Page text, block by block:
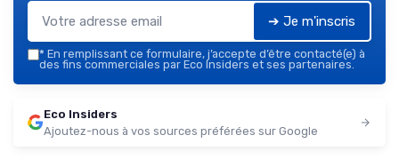
➔ Je m'inscris
* En remplissant ce formulaire, j’accepte d’être contacté(e) à
des fins commerciales par Eco Insiders et ses partenaires.
Eco Insiders
Ajoutez-nous à vos sources préférées sur Google